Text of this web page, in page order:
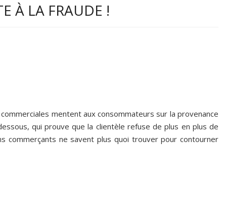
À LA FRAUDE !
mentent aux consommateurs sur la provenance
qui prouve que la clientèle refuse de plus en plus de
commerçants ne savent plus quoi trouver pour contourner